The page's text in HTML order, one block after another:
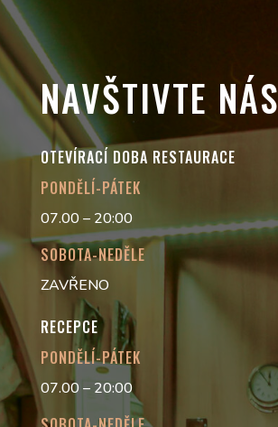
NAVŠTIVTE NÁS
OTEVÍRACÍ DOBA RESTAURACE
PONDĚLÍ-PÁTEK
07.00 – 20:00
SOBOTA-NEDĚLE
ZAVŘENO
RECEPCE
PONDĚLÍ-PÁTEK
07.00 – 20:00